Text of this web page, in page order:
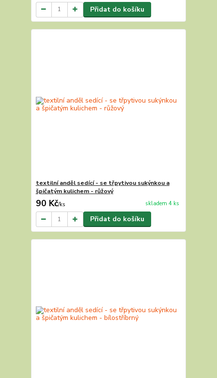
Přidat do košíku
textilní anděl sedící - se třpytivou sukýnkou a
špičatým kulichem - růžový
90 Kč/ks skladem 4 ks
Přidat do košíku